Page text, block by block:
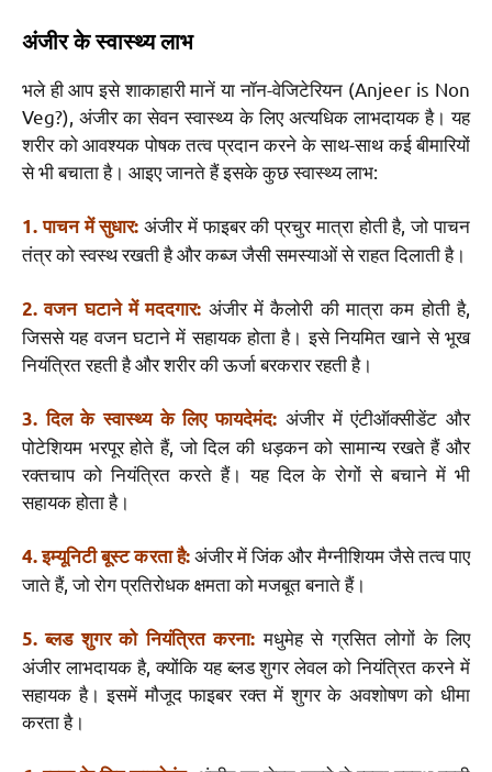
अंजीर के स्वास्थ्य लाभ
भले ही आप इसे शाकाहारी मानें या नॉन-वेजिटेरियन (Anjeer is Non
Veg?), अंजीर का सेवन स्वास्थ्य के लिए अत्यधिक लाभदायक है। यह
शरीर को आवश्यक पोषक तत्व प्रदान करने के साथ-साथ कई बीमारियों
से भी बचाता है। आइए जानते हैं इसके कुछ स्वास्थ्य लाभ:
1. पाचन में सुधार: अंजीर में फाइबर की प्रचुर मात्रा होती है, जो पाचन
तंत्र को स्वस्थ रखती है और कब्ज जैसी समस्याओं से राहत दिलाती है।
2. वजन घटाने में मददगार: अंजीर में कैलोरी की मात्रा कम होती है,
जिससे यह वजन घटाने में सहायक होता है। इसे नियमित खाने से भूख
नियंत्रित रहती है और शरीर की ऊर्जा बरकरार रहती है।
3. दिल के स्वास्थ्य के लिए फायदेमंद: अंजीर में एंटीऑक्सीडेंट और
पोटेशियम भरपूर होते हैं, जो दिल की धड़कन को सामान्य रखते हैं और
रक्तचाप को नियंत्रित करते हैं। यह दिल के रोगों से बचाने में भी
सहायक होता है।
4. इम्यूनिटी बूस्ट करता है:अंजीर में जिंक और मैग्नीशियम जैसे तत्व पाए
जाते हैं, जो रोग प्रतिरोधक क्षमता को मजबूत बनाते हैं।
5. ब्लड शुगर को नियंत्रित करना: मधुमेह से ग्रसित लोगों के लिए
अंजीर लाभदायक है, क्योंकि यह ब्लड शुगर लेवल को नियंत्रित करने में
सहायक है। इसमें मौजूद फाइबर रक्त में शुगर के अवशोषण को धीमा
करता है।